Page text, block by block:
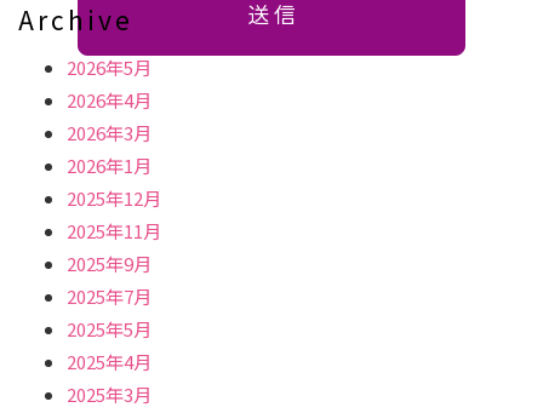
Archive
2026年5月
2026年4月
2026年3月
2026年1月
2025年12月
2025年11月
2025年9月
2025年7月
2025年5月
2025年4月
2025年3月